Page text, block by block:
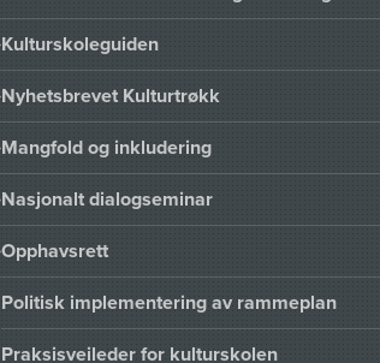
Kulturskoleguiden
Nyhetsbrevet Kulturtrøkk
Mangfold og inkludering
Nasjonalt dialogseminar
Opphavsrett
Politisk implementering av rammeplan
Praksisveileder for kulturskolen